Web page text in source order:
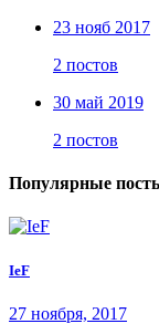
23 нояб 2017
2 постов
30 май 2019
2 постов
Популярные
IeF
27 ноября, 2017